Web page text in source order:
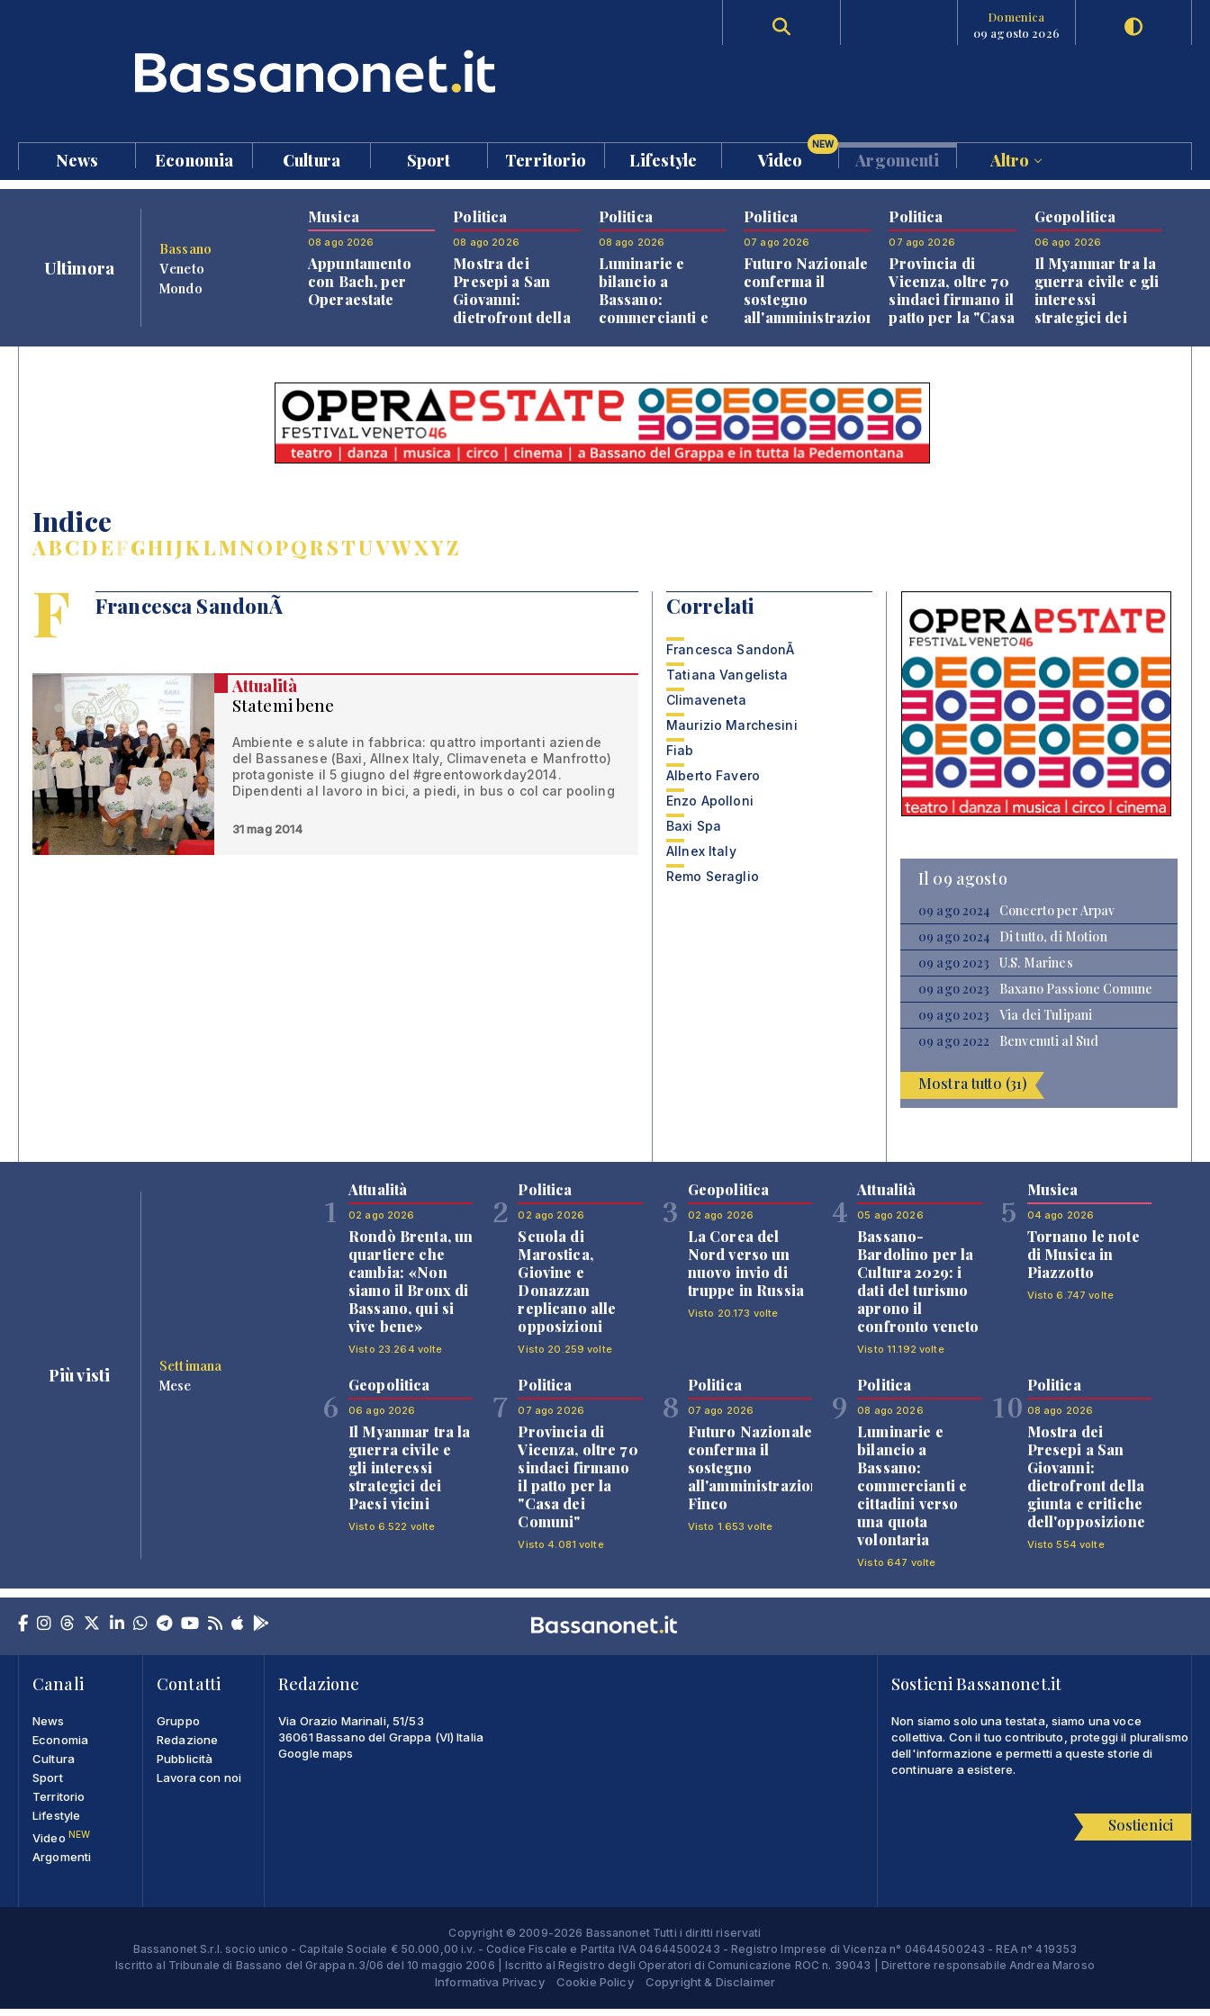
Domenica
09 agosto 2026
News Economia Cultura Sport Territorio Lifestyle Video
NEW
Argomenti Altro
Ultimora
Bassano
Veneto
Mondo
Musica
08 ago 2026
Appuntamento
con Bach, per
Operaestate
Politica
08 ago 2026
Mostra dei
Presepi a San
Giovanni:
dietrofront della
Politica
08 ago 2026
Luminarie e
bilancio a
Bassano:
commercianti e
Politica
07 ago 2026
Futuro Nazionale
conferma il
sostegno
all'amministrazione
Politica
07 ago 2026
Provincia di
Vicenza, oltre 70
sindaci firmano il
patto per la "Casa
Geopolitica
06 ago 2026
Il Myanmar tra la
guerra civile e gli
interessi
strategici dei
Indice
ABCDEFGHIJKLMNOPQRSTUVWXYZ
F Francesca SandonÃ
Attualità
Statemi bene
Ambiente e salute in fabbrica: quattro importanti aziende
del Bassanese (Baxi, Allnex Italy, Climaveneta e Manfrotto)
protagoniste il 5 giugno del #greentoworkday2014.
Dipendenti al lavoro in bici, a piedi, in bus o col car pooling
31 mag 2014
Correlati
Francesca SandonÃ
Tatiana Vangelista
Climaveneta
Maurizio Marchesini
Fiab
Alberto Favero
Enzo Apolloni
Baxi Spa
Allnex Italy
Remo Seraglio
Il 09 agosto
09 ago 2024
Concerto per Arpav
09 ago 2024
Di tutto, di Motion
09 ago 2023
U.S. Marines
09 ago 2023
Baxano Passione Comune
09 ago 2023
Via dei Tulipani
09 ago 2022
Benvenuti al Sud
Mostra tutto (31)
Più visti
Settimana
Mese
1
Attualità
02 ago 2026
Rondò Brenta, un
quartiere che
cambia: «Non
siamo il Bronx di
Bassano, qui si
vive bene»
Visto 23.264 volte
2
Politica
02 ago 2026
Scuola di
Marostica,
Giovine e
Donazzan
replicano alle
opposizioni
Visto 20.259 volte
3
Geopolitica
02 ago 2026
La Corea del
Nord verso un
nuovo invio di
truppe in Russia
Visto 20.173 volte
4
Attualità
05 ago 2026
Bassano-
Bardolino per la
Cultura 2029: i
dati del turismo
aprono il
confronto veneto
Visto 11.192 volte
5
Musica
04 ago 2026
Tornano le note
di Musica in
Piazzotto
Visto 6.747 volte
6
Geopolitica
06 ago 2026
Il Myanmar tra la
guerra civile e
gli interessi
strategici dei
Paesi vicini
Visto 6.522 volte
7
Politica
07 ago 2026
Provincia di
Vicenza, oltre 70
sindaci firmano
il patto per la
"Casa dei
Comuni"
Visto 4.081 volte
8
Politica
07 ago 2026
Futuro Nazionale
conferma il
sostegno
all'amministrazione
Finco
Visto 1.653 volte
9
Politica
08 ago 2026
Luminarie e
bilancio a
Bassano:
commercianti e
cittadini verso
una quota
volontaria
Visto 647 volte
10
Politica
08 ago 2026
Mostra dei
Presepi a San
Giovanni:
dietrofront della
giunta e critiche
dell'opposizione
Visto 554 volte
Canali
News
Economia
Cultura
Sport
Territorio
Lifestyle
Video NEW
Argomenti
Contatti
Gruppo
Redazione
Pubblicità
Lavora con noi
Redazione
Via Orazio Marinali, 51/53
36061 Bassano del Grappa (VI) Italia
Google maps
Sostieni Bassanonet.it
Non siamo solo una testata, siamo una voce
collettiva. Con il tuo contributo, proteggi il pluralismo
dell'informazione e permetti a queste storie di
continuare a esistere.
Sostienici
Copyright © 2009-2026 Bassanonet Tutti i diritti riservati
Bassanonet S.r.l. socio unico - Capitale Sociale € 50.000,00 i.v. - Codice Fiscale e Partita IVA 04644500243 - Registro Imprese di Vicenza n° 04644500243 - REA n° 419353
Iscritto al Tribunale di Bassano del Grappa n.3/06 del 10 maggio 2006 | Iscritto al Registro degli Operatori di Comunicazione ROC n. 39043 | Direttore responsabile Andrea Maroso
Informativa Privacy Cookie Policy Copyright & Disclaimer